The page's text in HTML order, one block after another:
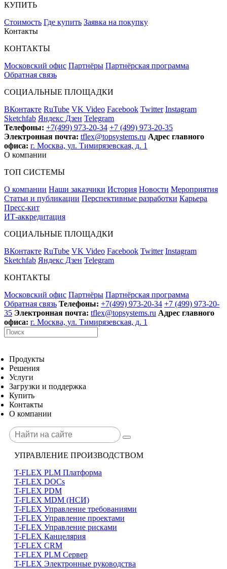
КУПИТЬ
Стоимость Где купить Заявка на покупку
Контакты
КОНТАКТЫ
Московский офис Партнёры Партнёрская программа
Обратная связь
СОЦИАЛЬНЫЕ ПЛОЩАДКИ
ВКонтакте RuTube VK Video Facebook Twitter Instagram
Sketchfab Яндекс Дзен Telegram
Телефоны: +7(499) 973-20-34 +7 (499) 973-20-35
Электронная почта: tflex@topsystems.ru Адрес главного
офиса: г. Москва, ул. Тимирязевская, д. 1
О компании
ТОП СИСТЕМЫ
О компании Наши заказчики История Новости Мероприятия
Статьи и публикации Перспективные разработки Карьера
Пресс-кит
ИТ-аккредитация
СОЦИАЛЬНЫЕ ПЛОЩАДКИ
ВКонтакте RuTube VK Video Facebook Twitter Instagram
Sketchfab Яндекс Дзен Telegram
КОНТАКТЫ
Московский офис Партнёры Партнёрская программа
Обратная связь Телефоны: +7(499) 973-20-34 +7 (499) 973-20-
35 Электронная почта: tflex@topsystems.ru Адрес главного
офиса: г. Москва, ул. Тимирязевская, д. 1
Продукты
Решения
Услуги
Загрузки и поддержка
Купить
Контакты
О компании
УПРАВЛЕНИЕ ПРОИЗВОДСТВОМ
T-FLEX PLM Платформа
T-FLEX DOCs
T-FLEX PDM
T-FLEX MDM (НСИ)
T-FLEX Управление требованиями
T-FLEX Управление проектами
T-FLEX Управление рисками
T-FLEX Канцелярия
T-FLEX CRM
T-FLEX PLM Сервер
T-FLEX Электронные руководства